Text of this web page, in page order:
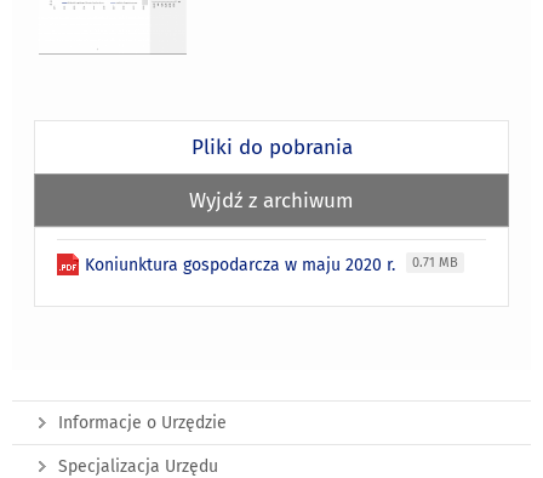
Pliki do pobrania
Wyjdź z archiwum
Koniunktura gospodarcza w maju 2020 r. 0.71 MB
Informacje o Urzędzie
Specjalizacja Urzędu